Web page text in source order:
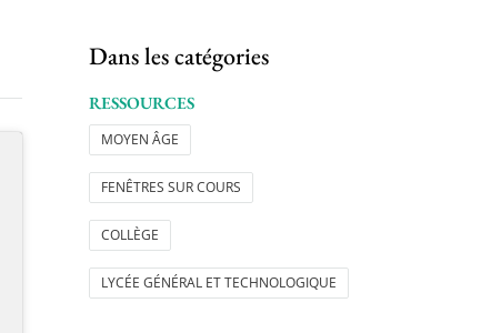
Dans les catégories
RESSOURCES
MOYEN ÂGE
FENÊTRES SUR COURS
COLLÈGE
LYCÉE GÉNÉRAL ET TECHNOLOGIQUE